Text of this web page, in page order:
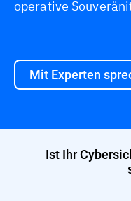
operative
Mit Experten
Ist Ihr